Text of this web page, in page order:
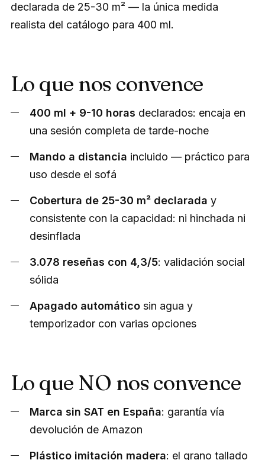
declarada de 25-30 m² — la única medida
realista del catálogo para 400 ml.
Lo que nos convence
400 ml + 9-10 horas declarados: encaja en
una sesión completa de tarde-noche
Mando a distancia incluido — práctico para
uso desde el sofá
Cobertura de 25-30 m² declarada y
consistente con la capacidad: ni hinchada ni
desinflada
3.078 reseñas con 4,3/5: validación social
sólida
Apagado automático sin agua y
temporizador con varias opciones
Lo que NO nos convence
Marca sin SAT en España: garantía vía
devolución de Amazon
Plástico imitación madera: el grano tallado